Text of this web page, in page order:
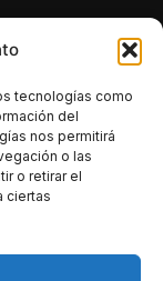
tecnologías como
del
nos permitirá
o las
o retirar el
ciertas